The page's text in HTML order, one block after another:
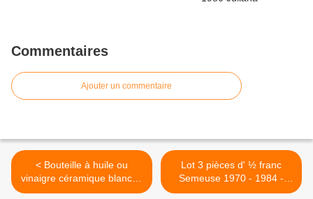
Commentaires
Ajouter un commentaire
< Bouteille à huile ou
vinaigre céramique blanche
25cl
Lot 3 pièces d' ½ franc
Semeuse 1970 - 1984 -
1991 Roty >